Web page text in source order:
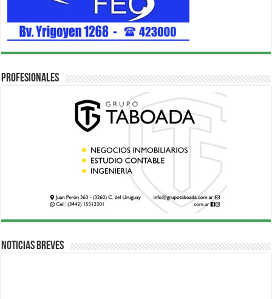
Profesionales
Noticias breves